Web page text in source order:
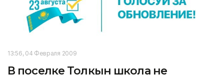
13:56, 04 Февраля 2009
В поселке Толкын школа не